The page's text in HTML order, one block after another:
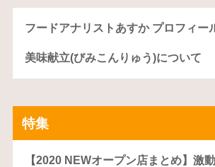
フードアナリストあすか プロフィー
美味献立(びみこんりゅう)について
特集
【2020 NEWオープン店まとめ】激